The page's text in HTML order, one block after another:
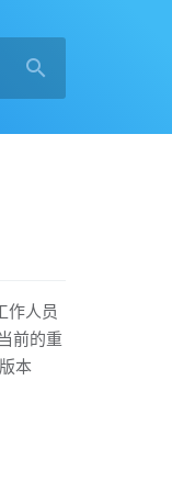
作人员
前的重
本